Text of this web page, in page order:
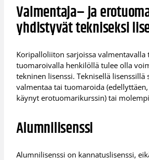
Valmentaja– ja
yhdistyvät tekniseksi
Koripalloliiton sarjoissa valmentavalla
tuomaroivalla henkilöllä tulee olla
tekninen lisenssi. Teknisellä lisenssillä
valmentaa tai tuomaroida
käynyt erotuomarikurssin) tai
Alumnilisenssi
Alumnilisenssi on kannatuslisenssi,